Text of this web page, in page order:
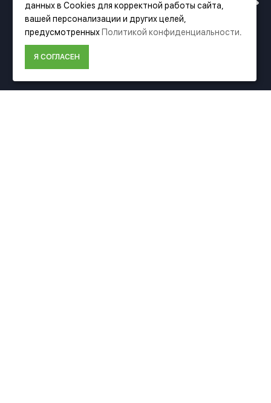
АДРЕСУ. ПОДРОБНАЯ
ИНФОРМАЦИЯ О ПЕРЕЕЗДЕ
ИНФОРМАЦИЯ
О компании Festool
Доставка
данных в Cookies для корректной работы сайта,
вашей персонализации и других целей,
предусмотренных Политикой конфиденциальности
Я СОГЛАСЕН